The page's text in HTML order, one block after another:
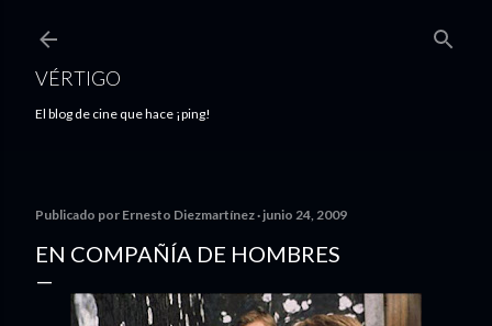
VÉRTIGO
El blog de cine que hace ¡ping!
Publicado por Ernesto Diezmartínez junio 24, 2009
EN COMPAÑÍA DE HOMBRES